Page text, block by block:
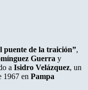
puente de la traición”,
Guerra y
a Isidro Velázquez, un
1967 en Pampa